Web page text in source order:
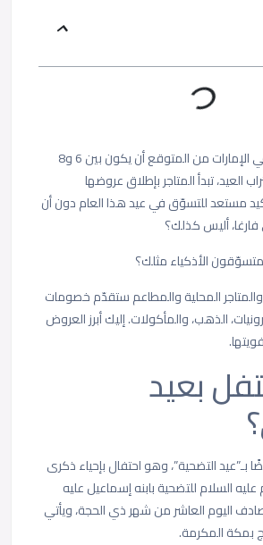
عيد الأضحى 2025 في الإمارات من المتوقع أن يكون بين 6 و8
العيد، تبدأ المتاجر بإطلاق عروضها
مستعد للتسوّق في عيد هذا العام دون أن
أليس كذلك؟
الأذكياء مثلك؟
والمتاجر المحلية والمطاعم ستقدّم خصومات
الذهب، والمأكولات. إليك أبرز العروض
بعيد
بـ”عيد التضحية”، وهو احتفال بإحياء ذكرى
عليه السلام للتضحية بابنه إسماعيل عليه
اليوم العاشر من شهر ذي الحجة، ويأتي
بمكة المكرمة.